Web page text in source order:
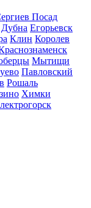
Посад
Дубна Егорьевск
Клин Королев
Мытищи
Павловский
Рошаль
Химки